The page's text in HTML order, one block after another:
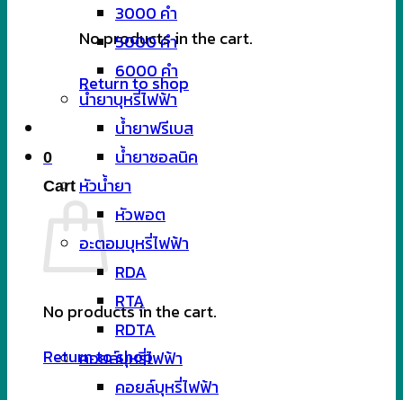
No products in the cart.
Return to shop
0
Cart
No products in the cart.
Return to shop
3000 คำ
5000 คำ
6000 คำ
น้ำยาบุหรี่ไฟฟ้า
น้ำยาฟรีเบส
น้ำยาซอลนิค
หัวน้ำยา
หัวพอต
อะตอมบุหรี่ไฟฟ้า
RDA
RTA
RDTA
คอยล์บุหรี่ไฟฟ้า
คอยล์บุหรี่ไฟฟ้า